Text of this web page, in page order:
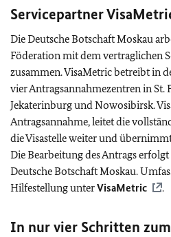
Servicepartner
Die Deutsche Botschaft Moskau
Föderation mit dem vertraglichen
zusammen. VisaMetric betreibt in
vier Antragsannahmezentren in St.
Jekaterinburg und Nowosibirsk.
Antragsannahme, leitet die
die Visastelle weiter und übernimmt
Die Bearbeitung des Antrags
Deutsche Botschaft Moskau.
Hilfestellung unterVisaMetric .
In nur vier Schritten